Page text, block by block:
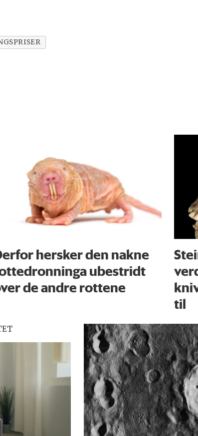
hersker den nakne
ubestridt
de andre rottene
til